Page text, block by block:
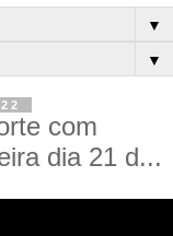
▼
▼
com
dia 21 d...